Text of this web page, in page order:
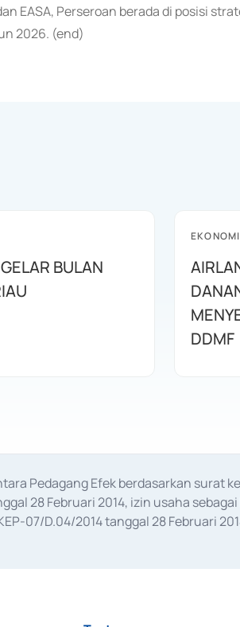
EASA, Perseroan berada di posisi
2026. (end)
BULAN
DDMF
Pedagang Efek berdasarkan surat
28 Februari 2014, izin usaha
07/D.04/2014 tanggal 28 Februari